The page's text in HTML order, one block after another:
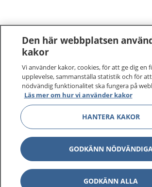
1177–tryggt om din
På 1177.se får du råd om hälsa och
sjukdomar och vilka mottagningar du
Logga in för att läsa din journal och
vårdärenden. Ring telefonnummer
sjukvårdsrådgivning dygnet runt.
Den här webbplatsen
kakor
Vi använder kakor, cookies, för att ge dig en
upplevelse, sammanställa statistik och för
nödvändig funktionalitet ska fungera på
Läs mer om hur vi använder kakor
HANTERA KAKOR
GODKÄNN
GODKÄNN ALLA